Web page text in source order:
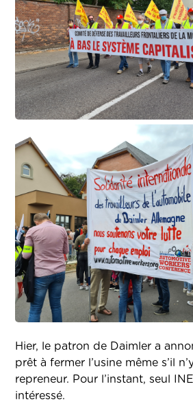
Hier, le patron de Daimler a
prêt à fermer l’usine même s’il
repreneur. Pour l’instant, seul
intéressé.